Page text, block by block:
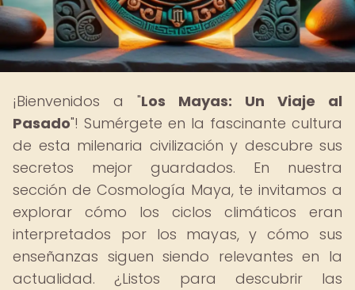
¡Bienvenidos a "Los Mayas: Un Viaje al
Pasado"! Sumérgete en la fascinante cultura
de esta milenaria civilización y descubre sus
secretos mejor guardados. En nuestra
sección de Cosmología Maya, te invitamos a
explorar cómo los ciclos climáticos eran
interpretados por los mayas, y cómo sus
enseñanzas siguen siendo relevantes en la
actualidad. ¿Listos para descubrir las